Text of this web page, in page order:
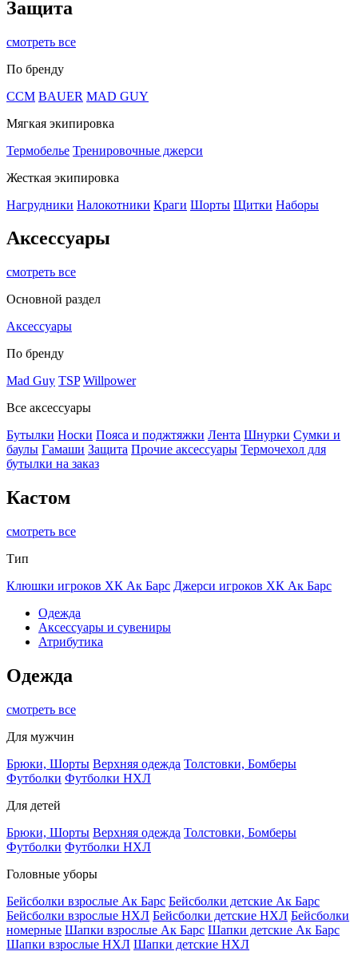
Защита
смотреть все
По бренду
CCM BAUER MAD GUY
Мягкая экипировка
Термобелье Тренировочные джерси
Жесткая экипировка
Нагрудники Налокотники Краги Шорты Щитки Наборы
Аксессуары
смотреть все
Основной раздел
Аксессуары
По бренду
Mad Guy TSP Willpower
Все аксессуары
Бутылки Носки Пояса и поджтяжки Лента Шнурки Сумки и
баулы Гамаши Защита Прочие аксессуары Термочехол для
бутылки на заказ
Кастом
смотреть все
Тип
Клюшки игроков ХК Ак Барс Джерси игроков ХК Ак Барс
Одежда
Аксессуары и сувениры
Атрибутика
Одежда
смотреть все
Для мужчин
Брюки, Шорты Верхняя одежда Толстовки, Бомберы
Футболки Футболки НХЛ
Для детей
Брюки, Шорты Верхняя одежда Толстовки, Бомберы
Футболки Футболки НХЛ
Головные уборы
Бейсболки взрослые Ак Барс Бейсболки детские Ак Барс
Бейсболки взрослые НХЛ Бейсболки детские НХЛ Бейсболки
номерные Шапки взрослые Ак Барс Шапки детские Ак Барс
Шапки взрослые НХЛ Шапки детские НХЛ